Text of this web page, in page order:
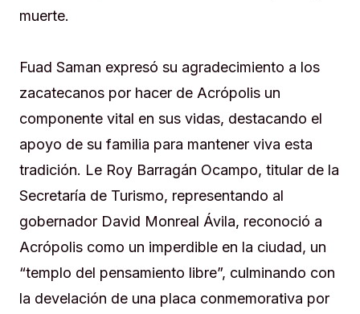
muerte.
Fuad Saman expresó su agradecimiento a los
zacatecanos por hacer de Acrópolis un
componente vital en sus vidas, destacando el
apoyo de su familia para mantener viva esta
tradición. Le Roy Barragán Ocampo, titular de la
Secretaría de Turismo, representando al
gobernador David Monreal Ávila, reconoció a
Acrópolis como un imperdible en la ciudad, un
“templo del pensamiento libre”, culminando con
la develación de una placa conmemorativa por